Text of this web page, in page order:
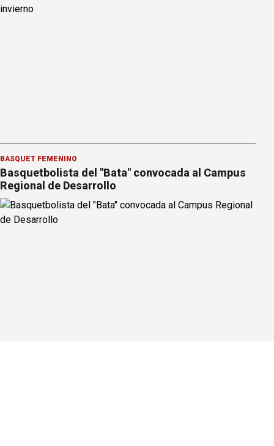
BÁSQUET FEMENINO
Basquetbolista del "Bata" convocada al Campus
Regional de Desarrollo